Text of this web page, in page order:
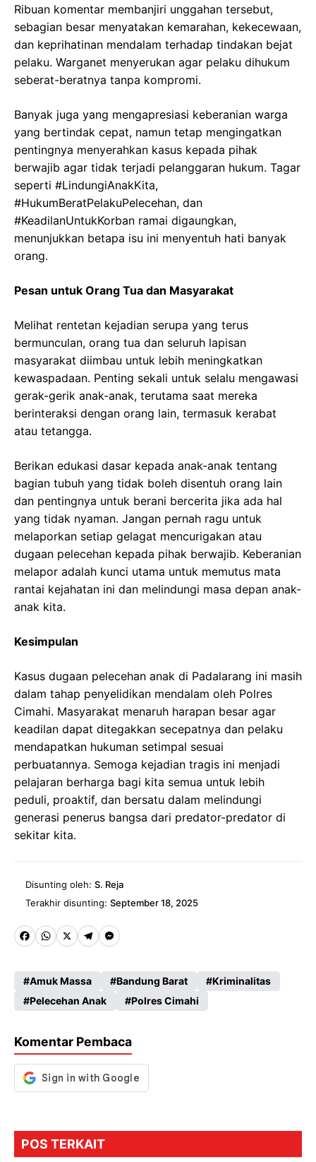
Ribuan komentar membanjiri unggahan tersebut,
sebagian besar menyatakan kemarahan, kekecewaan,
dan keprihatinan mendalam terhadap tindakan bejat
pelaku. Warganet menyerukan agar pelaku dihukum
seberat-beratnya tanpa kompromi.
Banyak juga yang mengapresiasi keberanian warga
yang bertindak cepat, namun tetap mengingatkan
pentingnya menyerahkan kasus kepada pihak
berwajib agar tidak terjadi pelanggaran hukum. Tagar
seperti #LindungiAnakKita,
#HukumBeratPelakuPelecehan, dan
#KeadilanUntukKorban ramai digaungkan,
menunjukkan betapa isu ini menyentuh hati banyak
orang.
Pesan untuk Orang Tua dan Masyarakat
Melihat rentetan kejadian serupa yang terus
bermunculan, orang tua dan seluruh lapisan
masyarakat diimbau untuk lebih meningkatkan
kewaspadaan. Penting sekali untuk selalu mengawasi
gerak-gerik anak-anak, terutama saat mereka
berinteraksi dengan orang lain, termasuk kerabat
atau tetangga.
Berikan edukasi dasar kepada anak-anak tentang
bagian tubuh yang tidak boleh disentuh orang lain
dan pentingnya untuk berani bercerita jika ada hal
yang tidak nyaman. Jangan pernah ragu untuk
melaporkan setiap gelagat mencurigakan atau
dugaan pelecehan kepada pihak berwajib. Keberanian
melapor adalah kunci utama untuk memutus mata
rantai kejahatan ini dan melindungi masa depan anak-
anak kita.
Kesimpulan
Kasus dugaan pelecehan anak di Padalarang ini masih
dalam tahap penyelidikan mendalam oleh Polres
Cimahi. Masyarakat menaruh harapan besar agar
keadilan dapat ditegakkan secepatnya dan pelaku
mendapatkan hukuman setimpal sesuai
perbuatannya. Semoga kejadian tragis ini menjadi
pelajaran berharga bagi kita semua untuk lebih
peduli, proaktif, dan bersatu dalam melindungi
generasi penerus bangsa dari predator-predator di
sekitar kita.
Disunting oleh: S. Reja
Terakhir disunting: September 18, 2025
Fa
b
o
k
W
ts
A
p
X
Te
gr
a
M
se
n
er
Amuk Massa Bandung Barat
Kriminalitas
Pelecehan Anak
Polres Cimahi
Komentar Pembaca
POS TERKAIT